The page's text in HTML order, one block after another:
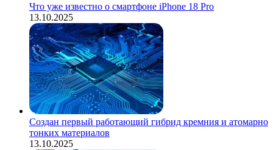
Что уже известно о смартфоне iPhone 18 Pro
13.10.2025
Создан первый работающий гибрид кремния и атомарно
тонких материалов
13.10.2025